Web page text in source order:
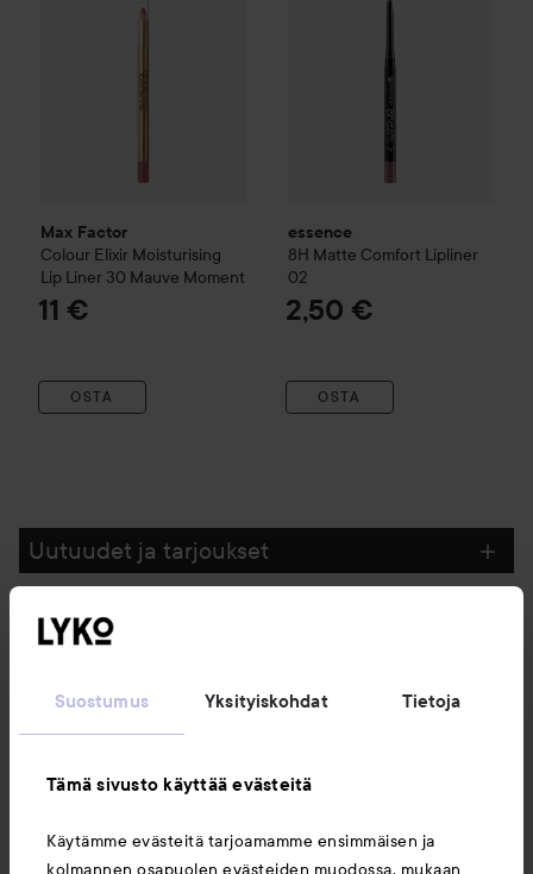
Suostumus Yksityiskohdat Tietoja
Tämä sivusto käyttää evästeitä
Käytämme evästeitä tarjoamamme ensimmäisen ja
kolmannen osapuolen evästeiden muodossa, mukaan
Max Factor
Colour Elixir Moisturising
Lip Liner 30 Mauve Moment
11 €
OSTA
essence
8H Matte Comfort Lipliner
02
2,50 €
OSTA
Uutuudet ja tarjoukset
Seuraa meitä